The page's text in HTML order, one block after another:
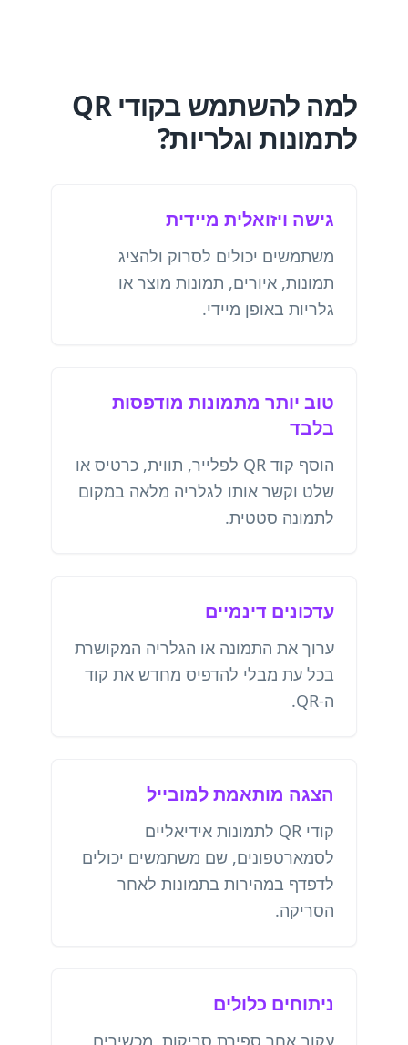
למה להשתמש בקודי QR
לתמונות וגלריות?
גישה ויזואלית מיידית
משתמשים יכולים לסרוק ולהציג
תמונות, איורים, תמונות מוצר או
גלריות באופן מיידי.
טוב יותר מתמונות מודפסות
בלבד
הוסף קוד QR לפלייר, תווית, כרטיס או
שלט וקשר אותו לגלריה מלאה במקום
לתמונה סטטית.
עדכונים דינמיים
ערוך את התמונה או הגלריה המקושרת
בכל עת מבלי להדפיס מחדש את קוד
ה-QR.
הצגה מותאמת למובייל
קודי QR לתמונות אידיאליים
לסמארטפונים, שם משתמשים יכולים
לדפדף במהירות בתמונות לאחר
הסריקה.
ניתוחים כלולים
עקוב אחר ספירת סריקות, מכשירים,